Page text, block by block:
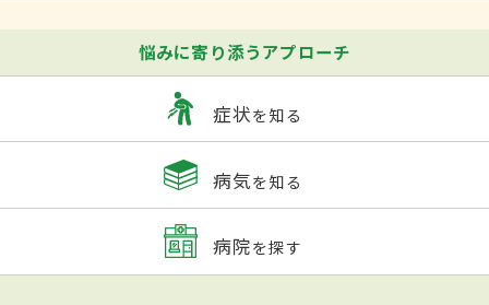
悩みに寄り添うアプローチ
症状を知る
病気を知る
病院を探す